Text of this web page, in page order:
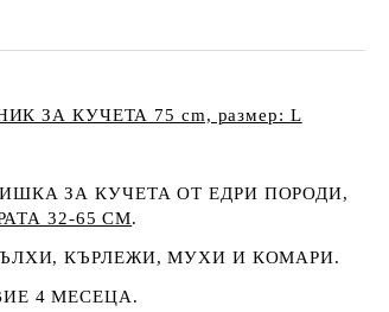
ЗА КУЧЕТА 75 cm, размер: L
ЗА КУЧЕТА ОТ ЕДРИ ПОРОДИ,
32-65 СМ.
КЪРЛЕЖИ, МУХИ И КОМАРИ.
4 МЕСЕЦА.